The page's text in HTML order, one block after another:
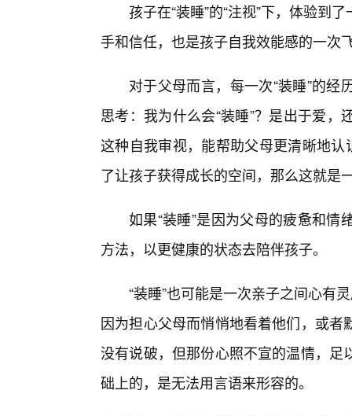
孩子在“装睡”的“注视”下，体验到
手和信任，也是孩子自我效能感的一次
对于父母而言，每一次“装睡”的
思考：我为什么会“装睡”？是出于爱
这种自我审视，能帮助父母更清晰地
了让孩子获得成长的空间，那么这就是
如果“装睡”是因为父母的疲惫和
方法，以更健康的状态去陪伴孩子。
“装睡”也可能是一次亲子之间心有
因为担心父母而悄悄地看着他们，或
没有说破，但那份心照不宣的温情，
础上的，是无法用言语来形容的。